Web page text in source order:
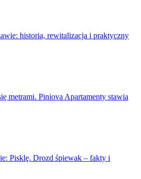
historia, rewitalizacja i praktyczny
metrami. Piniova Apartamenty stawia
Pisklę. Drozd śpiewak – fakty i